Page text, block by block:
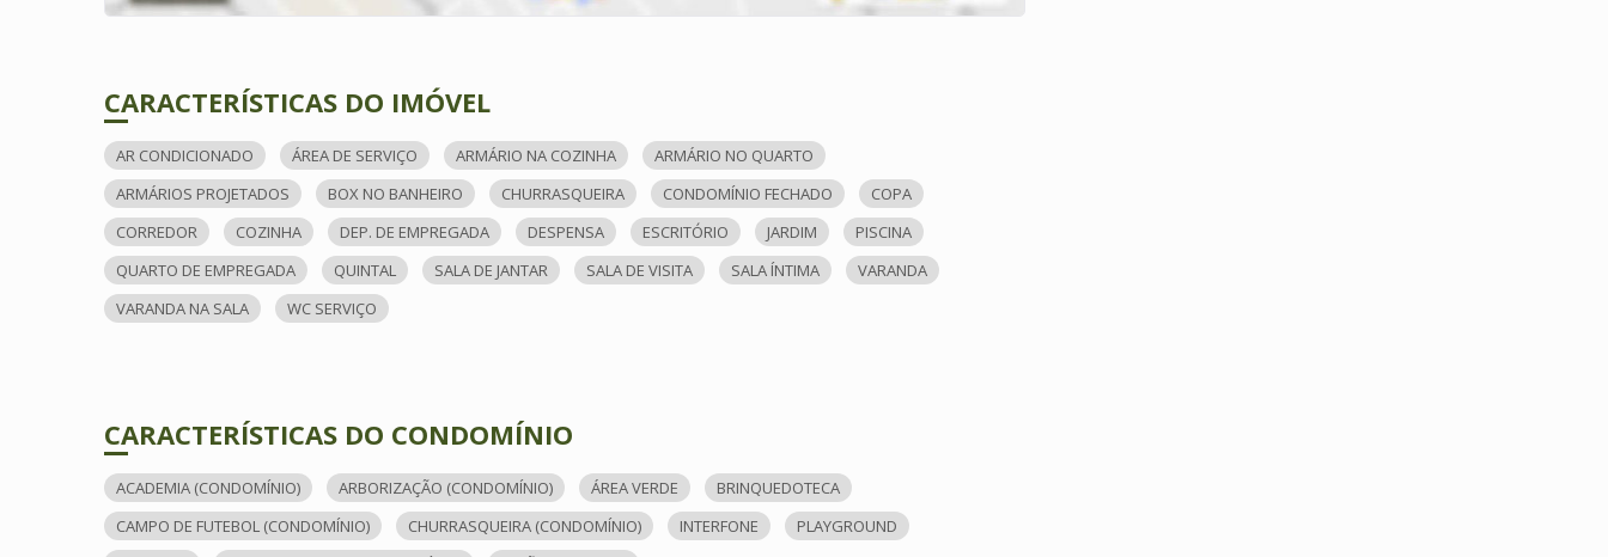
CARACTERÍSTICAS DO IMÓVEL
AR CONDICIONADO ÁREA DE SERVIÇO ARMÁRIO NA COZINHA
ARMÁRIO NO QUARTO
ARMÁRIOS PROJETADOS
BOX NO BANHEIRO CHURRASQUEIRA CONDOMÍNIO FECHADO
COPA
CORREDOR
COZINHA DEP. DE EMPREGADA DESPENSA ESCRITÓRIO JARDIM
PISCINA
QUARTO DE EMPREGADA
QUINTAL SALA DE JANTAR SALA DE VISITA SALA ÍNTIMA
VARANDA
VARANDA NA SALA
WC SERVIÇO
CARACTERÍSTICAS DO CONDOMÍNIO
ACADEMIA (CONDOMÍNIO) ARBORIZAÇÃO (CONDOMÍNIO) ÁREA VERDE
BRINQUEDOTECA
CAMPO DE FUTEBOL (CONDOMÍNIO)
CHURRASQUEIRA (CONDOMÍNIO) INTERFONE
PLAYGROUND